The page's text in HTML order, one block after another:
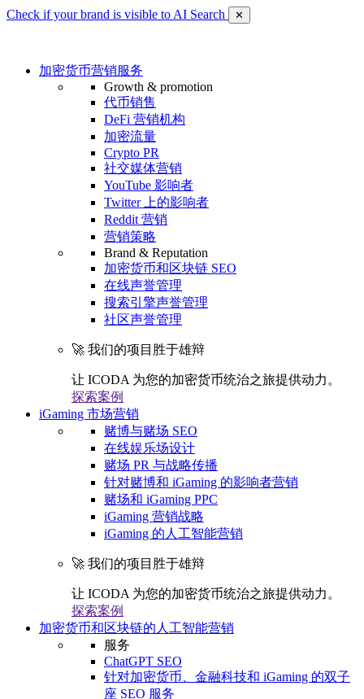
Check if your brand is visible to AI Search ✕
加密货币营销服务
Growth & promotion
代币销售
DeFi 营销机构
加密流量
Crypto PR
社交媒体营销
YouTube 影响者
Twitter 上的影响者
Reddit 营销
营销策略
Brand & Reputation
加密货币和区块链 SEO
在线声誉管理
搜索引擎声誉管理
社区声誉管理
🚀 我们的项目胜于雄辩
让 ICODA 为您的加密货币统治之旅提供动力。
探索案例
iGaming 市场营销
赌博与赌场 SEO
在线娱乐场设计
赌场 PR 与战略传播
针对赌博和 iGaming 的影响者营销
赌场和 iGaming PPC
iGaming 营销战略
iGaming 的人工智能营销
🚀 我们的项目胜于雄辩
让 ICODA 为您的加密货币统治之旅提供动力。
探索案例
加密货币和区块链的人工智能营销
服务
ChatGPT SEO
针对加密货币、金融科技和 iGaming 的双子
座 SEO 服务